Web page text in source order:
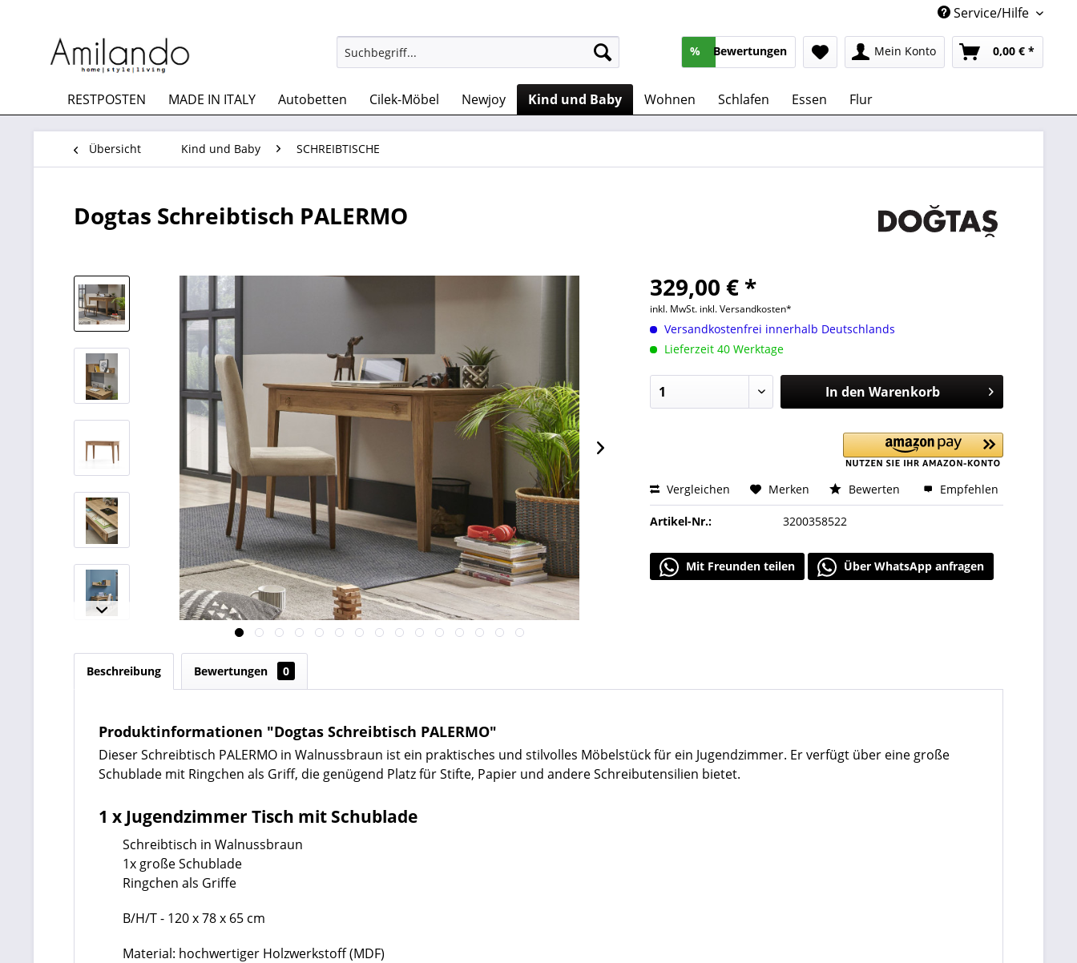
Service/Hilfe
% Bewertungen Mein Konto 0,00 € *
RESTPOSTEN MADE IN ITALY Autobetten Cilek-Möbel Newjoy Kind und Baby Wohnen Schlafen Essen Flur
Übersicht Kind und Baby SCHREIBTISCHE
Dogtas Schreibtisch PALERMO
329,00 € *
inkl. MwSt. inkl. Versandkosten*
Versandkostenfrei innerhalb Deutschlands
Lieferzeit 40 Werktage
In den Warenkorb
Vergleichen Merken Bewerten Empfehlen
Artikel-Nr.: 3200358522
Mit Freunden teilen Über WhatsApp anfragen
Beschreibung Bewertungen 0
Produktinformationen "Dogtas Schreibtisch PALERMO"
Dieser Schreibtisch PALERMO in Walnussbraun ist ein praktisches und stilvolles Möbelstück für ein Jugendzimmer. Er verfügt über eine große
Schublade mit Ringchen als Griff, die genügend Platz für Stifte, Papier und andere Schreibutensilien bietet.
1 x Jugendzimmer Tisch mit Schublade
Schreibtisch in Walnussbraun
1x große Schublade
Ringchen als Griffe
B/H/T - 120 x 78 x 65 cm
Material: hochwertiger Holzwerkstoff (MDF)